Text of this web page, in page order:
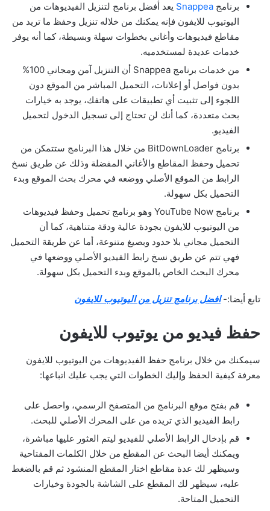
برنامج Snappea يعد أفضل برنامج لتنزيل الفيديوهات من
اليوتيوب للايفون فإنه يمكنك من خلاله تنزيل وحفظ ما تريد من
مقاطع فيديوهات وأغاني بخطوات سهلة وبسيطة، كما أنه يوفر
خدمات عديدة لمستخدميه.
من خدمات برنامج Snappea أن التنزيل آمن ومجاني 100%
بدون فواصل أو إعلانات، التحميل المباشر من الموقع دون
اللجوء إلى تثبيت أي تطبيقات على هاتفك، يوجد به خيارات
بحث متعددة، كما أنك لن تحتاج إلى تسجيل الدخول لتحميل
الفيديو.
برنامج BitDownLoader من خلال هذا البرنامج ستتمكن من
تحميل وحفظ المقاطع والأغاني المفضلة وذلك عن طريق نسخ
الرابط من الموقع الأصلي ووضعه في محرك بحث الموقع وبدء
التحميل بكل سهولة.
برنامج YouTube Now وهو برنامج تحميل وحفظ فيديوهات
من اليوتيوب للايفون بجودة عالية ودقة متناهية، كما أن
التحميل مجاني بلا حدود وبصيغ متنوعة، أما عن طريقة التحميل
فهي تتم عن طريق نسخ رابط الفيديو الأصلي ووضعها في
محرك البحث الخاص بالموقع وبدء التحميل بكل سهولة.
تابع أيضا:-افضل برنامج تنزيل من اليوتيوب للايفون
حفظ فيديو من يوتيوب للايفون
سيمكنك من خلال برنامج حفظ الفيديوهات من اليوتيوب للايفون
معرفة كيفية الحفظ وإليك الخطوات التي يجب عليك اتباعها:
قم بفتح موقع البرنامج من المتصفح الرسمي، واحصل على
رابط الفيديو الذي تريده من على المحرك الأصلي للبحث.
قم بإدخال الرابط الأصلي للفيديو ليتم العثور عليها مباشرة،
ويمكنك أيضا البحث عن المقطع من خلال الكلمات المفتاحية
وسيظهر لك عدة مقاطع اختار المقطع المنشود ثم قم بالضغط
عليه، سيظهر لك المقطع على الشاشة بالجودة وخيارات
التحميل المتاحة.